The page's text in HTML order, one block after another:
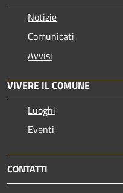
Notizie
Comunicati
Avvisi
VIVERE IL COMUNE
Luoghi
Eventi
CONTATTI